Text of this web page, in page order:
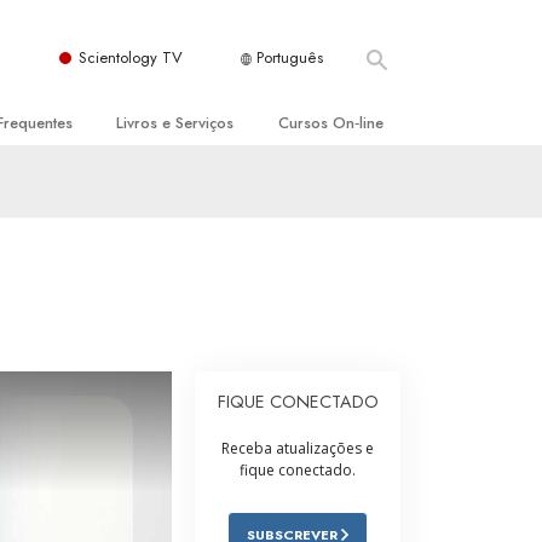
Scientology TV Português
Livros e Serviços
Introdutórios
Cursos On‑line
Ajudas para Doenças e Ferimentos
A Escala de Tom Emocional
FIQUE CONECTADO
Receba atualizações e
fique conectado.
SUBSCREVER